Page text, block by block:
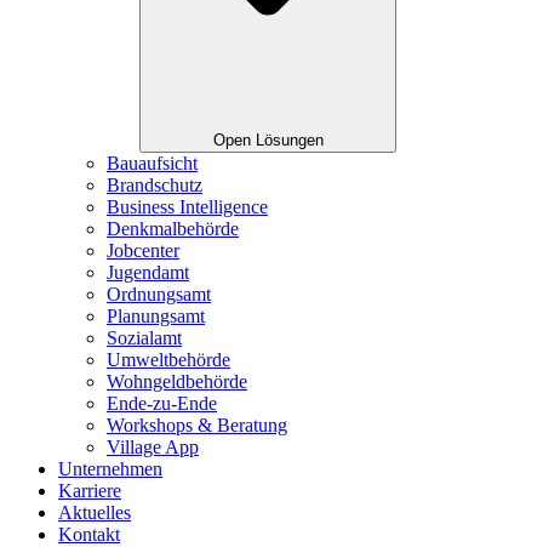
Open Lösungen
Bauaufsicht
Brandschutz
Business Intelligence
Denkmalbehörde
Jobcenter
Jugendamt
Ordnungsamt
Planungsamt
Sozialamt
Umweltbehörde
Wohngeldbehörde
Ende-zu-Ende
Workshops & Beratung
Village App
Unternehmen
Karriere
Aktuelles
Kontakt